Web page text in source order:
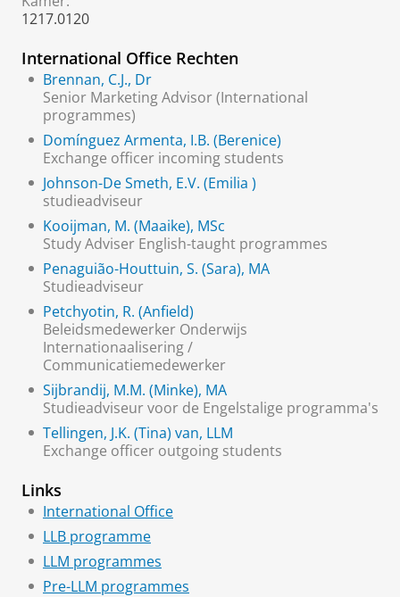
1217.0120
International Office Rechten
Brennan, C.J., Dr
Senior Marketing Advisor (International
programmes)
Domínguez Armenta, I.B. (Berenice)
Exchange officer incoming students
Johnson-De Smeth, E.V. (Emilia )
studieadviseur
Kooijman, M. (Maaike), MSc
Study Adviser English-taught programmes
Penaguião-Houttuin, S. (Sara), MA
Studieadviseur
Petchyotin, R. (Anfield)
Beleidsmedewerker Onderwijs
Internationaalisering /
Communicatiemedewerker
Sijbrandij, M.M. (Minke), MA
Studieadviseur voor de Engelstalige programma's
Tellingen, J.K. (Tina) van, LLM
Exchange officer outgoing students
Links
International Office
LLB programme
LLM programmes
Pre-LLM programmes